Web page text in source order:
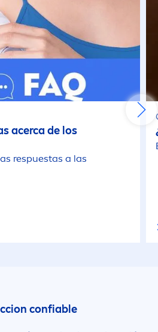
acerca de los
respuestas a las
confiable